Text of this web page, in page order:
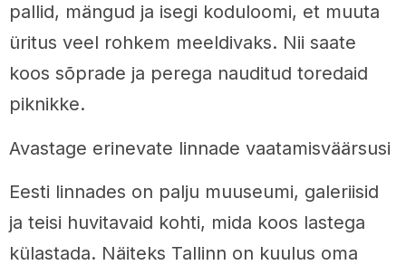
pallid, mängud ja isegi koduloomi, et muuta
üritus veel rohkem meeldivaks. Nii saate
koos sõprade ja perega nauditud toredaid
piknikke.
Avastage erinevate linnade vaatamisväärsusi
Eesti linnades on palju muuseumi, galeriisid
ja teisi huvitavaid kohti, mida koos lastega
külastada. Näiteks Tallinn on kuulus oma